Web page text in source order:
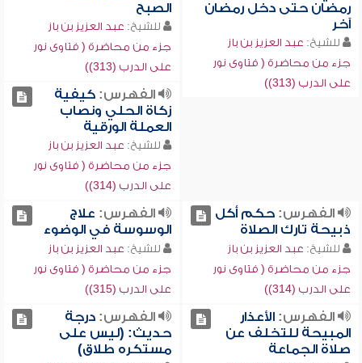
رمضان حتى دخل رمضان
آخر
للشيخ: عبد العزيز بن باز
جزء من محاضرة ( فتاوى نور
على الدرب (313))
الصبح
للشيخ: عبد العزيز بن باز
جزء من محاضرة ( فتاوى نور
على الدرب (313))
الفهرس:كيفية
زكاة الحلي ونصاب
العملة الورقية
للشيخ: عبد العزيز بن باز
جزء من محاضرة ( فتاوى نور
على الدرب (314))
الفهرس:حكم أكل
ذبيحة تارك الصلاة
للشيخ: عبد العزيز بن باز
جزء من محاضرة ( فتاوى نور
على الدرب (314))
الفهرس: علاج
الوسوسة في الوضوء
للشيخ: عبد العزيز بن باز
جزء من محاضرة ( فتاوى نور
على الدرب (315))
الفهرس:الأعذار
المبيحة للتخلف عن
صلاة الجماعة
الفهرس:درجة
حديث: (ليس على
مستكره طلاق)